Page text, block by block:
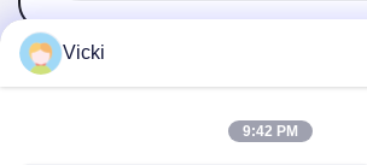
Vicki
9:42 PM